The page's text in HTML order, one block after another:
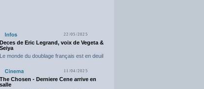
22/05/2025
Deces de Eric Legrand, voix de Vegeta &
Seiya
Le monde du doublage français est en deuil
11/04/2025
The Chosen - Derniere Cene arrive en
salle